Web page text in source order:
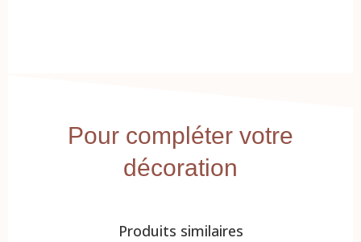
Pour compléter votre
décoration
Produits similaires